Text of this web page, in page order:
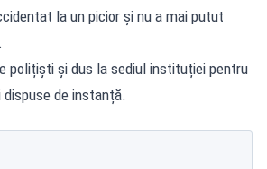
la un picior și nu a mai putut
polițiști și dus la sediul instituției pentru
de instanță.